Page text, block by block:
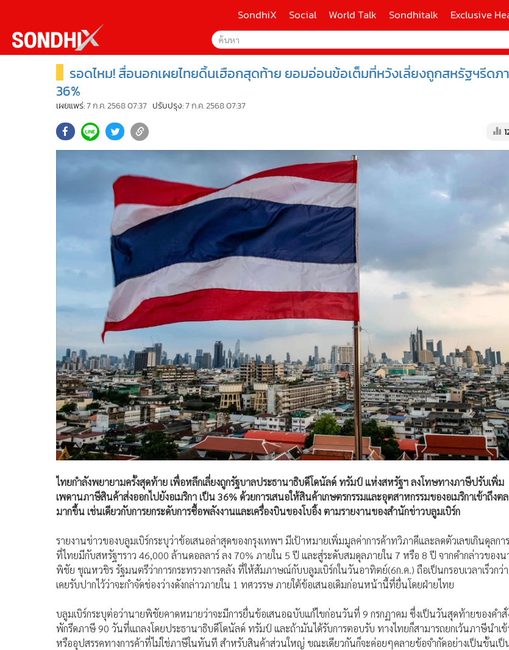
SondhiX Social World Talk Sondhitalk Exclusive
เลือกเครื่องมือที่ใช้
ค้นหา
Sondhitalk
ผู้เฒ่าเล่าเรื่อง
รอดไหม! สื่อนอกเผยไทยดิ้นเฮือกสุดท้าย ยอมอ่อนข้อเต็มที่หวังเลี่ยงถูกสหรัฐฯรีดภ
36%
เผยแพร่:7 ก.ค. 2568 07:37 ปรับปรุง:7 ก.ค. 2568 07:37
ไทยกำลังพยายามครั้งสุดท้าย เพื่อหลีกเลี่ยงถูกรัฐบาลประธานาธิบดีโดนัลด์ ทรัมป์ แห่งสหรัฐฯ ลงโทษทางภาษีปรับเพิ่ม
เพดานภาษีสินค้าส่งออกไปยังอเมริกา เป็น 36% ด้วยการเสนอให้สินค้าเกษตรกรรมและอุตสาหกรรมของอเมริกาเข้าถึงต
มากขึ้น เช่นเดียวกับการยกระดับการซื้อพลังงานและเครื่องบินของโบอิ้ง ตามรายงานของสำนักข่าวบลูมเบิร์ก
รายงานข่าวของบลูมเบิร์กระบุว่าข้อเสนอล่าสุดของกรุงเทพฯ มีเป้าหมายเพิ่มมูลค่าการค้าทวิภาคีและลดตัวเลขเกินดุลกา
ที่ไทยมีกับสหรัฐฯราว 46,000 ล้านดอลลาร์ ลง 70% ภายใน 5 ปี และสู่ระดับสมดุลภายใน 7 หรือ 8 ปี จากคำกล่าวของน
พิชัย ชุณหวชิร รัฐมนตรีว่าการกระทรวงการคลัง ที่ให้สัมภาษณ์กับบลูมเบิร์กในวันอาทิตย์(6ก.ค.) ถือเป็นกรอบเวลาเร็วกว่
เคยรับปากไว้ว่าจะกำจัดช่องว่างดังกล่าวภายใน 1 ทศวรรษ ภายใต้ข้อเสนอเดิมก่อนหน้านี้ที่ยื่นโดยฝ่ายไทย
บลูมเบิร์กระบุต่อว่านายพิชัยคาดหมายว่าจะมีการยื่นข้อเสนอฉบับแก้ไขก่อนวันที่ 9 กรกฏาคม ซึ่งเป็นวันสุดท้ายของคำสั่
พักรีดภาษี 90 วันที่แถลงโดยประธานาธิบดีโดนัลด์ ทรัมป์ และถ้ามันได้รับการตอบรับ ทางไทยก็สามารถยกเว้นภาษีนำเข้
หรืออุปสรรคทางการค้าที่ไม่ใช่ภาษีในทันที สำหรับสินค้าส่วนใหญ่ ขณะเดียวกันก็จะค่อยๆคลายข้อจำกัดอย่างเป็นขั้นเป็